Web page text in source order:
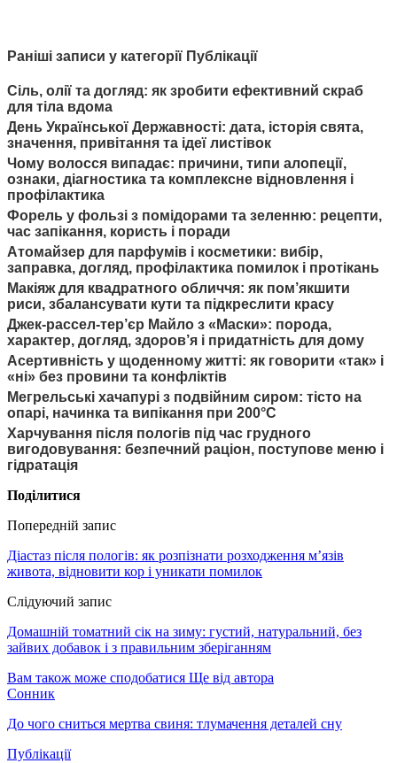
Раніші записи у категорії Публікації
Сіль, олії та догляд: як зробити ефективний скраб
для тіла вдома
День Української Державності: дата, історія свята,
значення, привітання та ідеї листівок
Чому волосся випадає: причини, типи алопеції,
ознаки, діагностика та комплексне відновлення і
профілактика
Форель у фользі з помідорами та зеленню: рецепти,
час запікання, користь і поради
Атомайзер для парфумів і косметики: вибір,
заправка, догляд, профілактика помилок і протікань
Макіяж для квадратного обличчя: як пом’якшити
риси, збалансувати кути та підкреслити красу
Джек-рассел-тер’єр Майло з «Маски»: порода,
характер, догляд, здоров’я і придатність для дому
Асертивність у щоденному житті: як говорити «так» і
«ні» без провини та конфліктів
Мегрельські хачапурі з подвійним сиром: тісто на
опарі, начинка та випікання при 200°C
Харчування після пологів під час грудного
вигодовування: безпечний раціон, поступове меню і
гідратація
Поділитися
Попередній запис
Діастаз після пологів: як розпізнати розходження м’язів
живота, відновити кор і уникати помилок
Слідуючий запис
Домашній томатний сік на зиму: густий, натуральний, без
зайвих добавок і з правильним зберіганням
Вам також може сподобатися Ще від автора
Сонник
До чого сниться мертва свиня: тлумачення деталей сну
Публікації